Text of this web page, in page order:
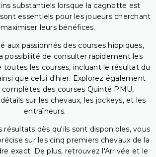
substantiels lorsque la cagnotte est
essentiels pour les joueurs cherchant
maximiser leurs bénéfices.
aux passionnés des courses hippiques,
possibilité de consulter rapidement les
toutes les courses, incluant le résultat du
que celui d'hier. Explorez également
complètes des courses Quinté PMU,
sur les chevaux, les jockeys, et les
entraîneurs.
résultats dès qu'ils sont disponibles, vous
sur les cinq premiers chevaux de la
exact. De plus, retrouvez l'Arrivée et le